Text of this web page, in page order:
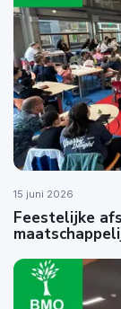
15 juni 2026
Feestelijke